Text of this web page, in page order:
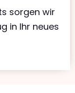
sorgen wir
in Ihr neues